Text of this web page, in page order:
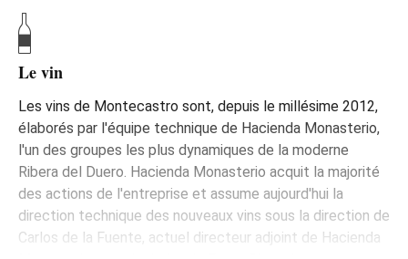
Le vin
Les vins de Montecastro sont, depuis le millésime 2012,
élaborés par l'équipe technique de Hacienda Monasterio,
l'un des groupes les plus dynamiques de la moderne
Ribera del Duero. Hacienda Monasterio acquit la majorité
des actions de l'entreprise et assume aujourd'hui la
direction technique des nouveaux vins sous la direction de
Carlos de la Fuente, actuel directeur adjoint de Hacienda